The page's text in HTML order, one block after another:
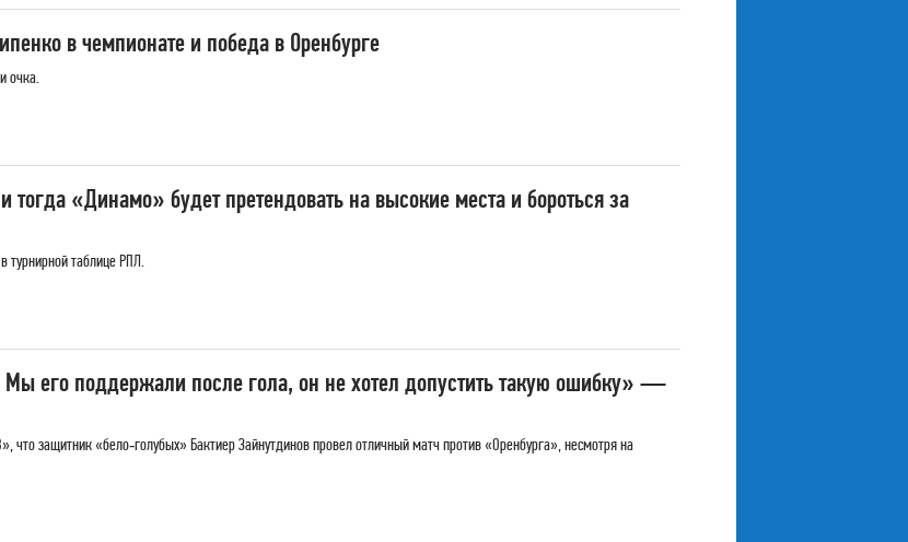
в чемпионате и победа в Оренбурге
очка.
«Динамо» будет претендовать на высокие места и бороться за
турнирной таблице РПЛ.
Мы его поддержали после гола, он не хотел допустить такую ошибку» —
что защитник «бело‑голубых» Бактиер Зайнутдинов провел отличный матч против «Оренбурга», несмотря на